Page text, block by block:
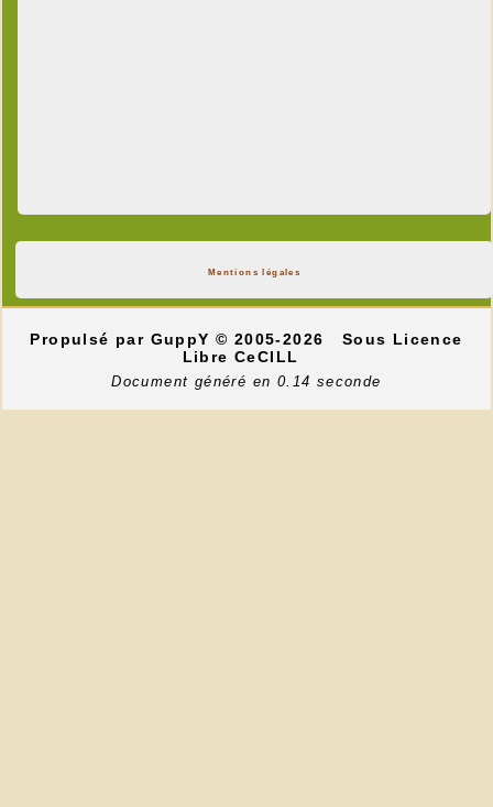
Mentions légales
Propulsé par GuppY© 2005-2026
Sous Licence
Libre CeCILL
Document généré en 0.14 seconde